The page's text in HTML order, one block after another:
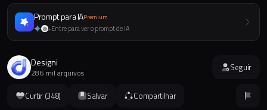
Curtir (348) Salvar Compartilhar
Prompt para IAPremium
+Entre para ver o prompt de IA
Designi
286 mil arquivos Seguir